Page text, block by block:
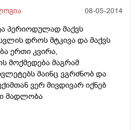
08-05-2014
პერიოდულად მაქვს
დროს მტკივა და მაქვს
ერთი კვირა,
მოქმედება მაგრამ
მაინც ვგრძნობ და
ვერ მივდივარ იქნებ
მადლობა